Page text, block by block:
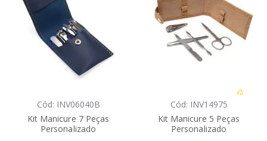
Cód: INV06040B
Kit Manicure 7 Peças
Personalizado
Cód: INV14975
Kit Manicure 5 Peças
Personalizado